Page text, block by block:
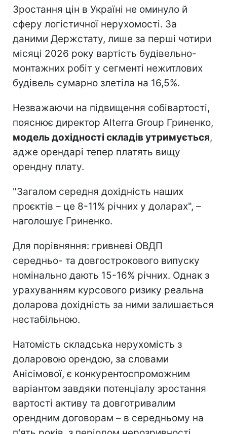
Зростання цін в Україні не оминуло й
сферу логістичної нерухомості. За
даними Держстату, лише за перші чотири
місяці 2026 року вартість будівельно-
монтажних робіт у сегменті нежитлових
будівель сумарно злетіла на 16,5%.
Незважаючи на підвищення собівартості,
пояснює директор Alterra Group Гриненко,
модель дохідності складів утримується,
адже орендарі тепер платять вищу
орендну плату.
"Загалом середня дохідність наших
проєктів – це 8-11% річних у доларах", –
наголошує Гриненко.
Для порівняння: гривневі ОВДП
середньо- та довгострокового випуску
номінально дають 15-16% річних. Однак з
урахуванням курсового ризику реальна
доларова дохідність за ними залишається
нестабільною.
Натомість складська нерухомість з
доларовою орендою, за словами
Анісімової, є конкурентоспроможним
варіантом завдяки потенціалу зростання
вартості активу та довготривалим
орендним договорам – в середньому на